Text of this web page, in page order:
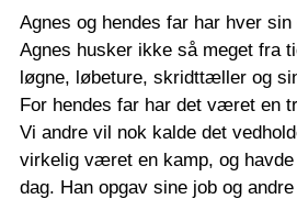
Agnes og hendes far har hver
Agnes husker ikke så meget fra
løgne, løbeture, skridttæller og
For hendes far har det været en
Vi andre vil nok kalde det
virkelig været en kamp, og
dag. Han opgav sine job og